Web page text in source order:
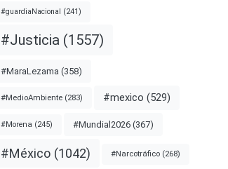
#guardiaNacional (241)
#Justicia (1557)
#MaraLezama (358)
#MedioAmbiente(283) #mexico (529)
#Morena (245) #Mundial2026(367)
#México(1042) #Narcotráfico(268)